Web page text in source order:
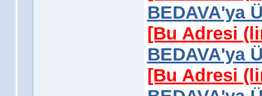
BEDAVA'ya
[Bu Adresi
BEDAVA'ya
[Bu Adresi